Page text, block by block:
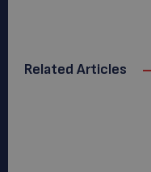
Related Articles